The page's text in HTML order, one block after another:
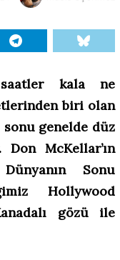
saatler kala ne
biri olan
genelde düz
Don McKellar’ın
Sonu
Hollywood
gözü ile